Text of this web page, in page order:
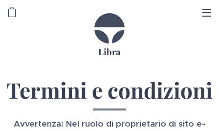
Libra
Termini e condizioni
Avvertenza: Nel ruolo di proprietario di sito e-